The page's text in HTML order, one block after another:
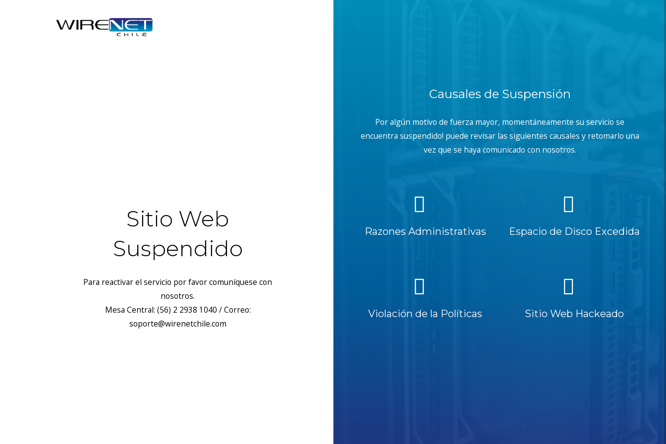
Sitio Web
Suspendido
Para reactivar el servicio por favor comuníquese con
nosotros.
Mesa Central: (56) 2 2938 1040 / Correo:
soporte@wirenetchile.com
Causales de Suspensión
Por algún motivo de fuerza mayor, momentáneamente su servicio se
encuentra suspendido! puede revisar las siguientes causales y retomarlo una
vez que se haya comunicado con nosotros.
Razones Administrativas Espacio de Disco Excedida
Violación de la Políticas Sitio Web Hackeado